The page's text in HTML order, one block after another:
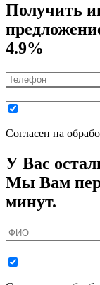
Получить
4.9%
Согласен на
У Вас
Мы Вам
минут.